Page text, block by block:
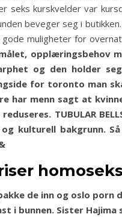
seks kurskvelder var
beveger seg i
muligheter for
opplæringsbehov
og den holder
for toronto man
har menn sagt at
TUBULAR
kul­tu­rell bak­grunn.
de inn og oslo
i bunnen. Sister